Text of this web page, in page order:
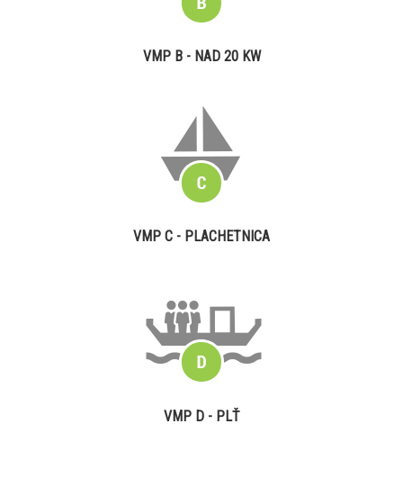
VMP B - NAD 20 KW
VMP C - PLACHETNICA
VMP D - PLŤ